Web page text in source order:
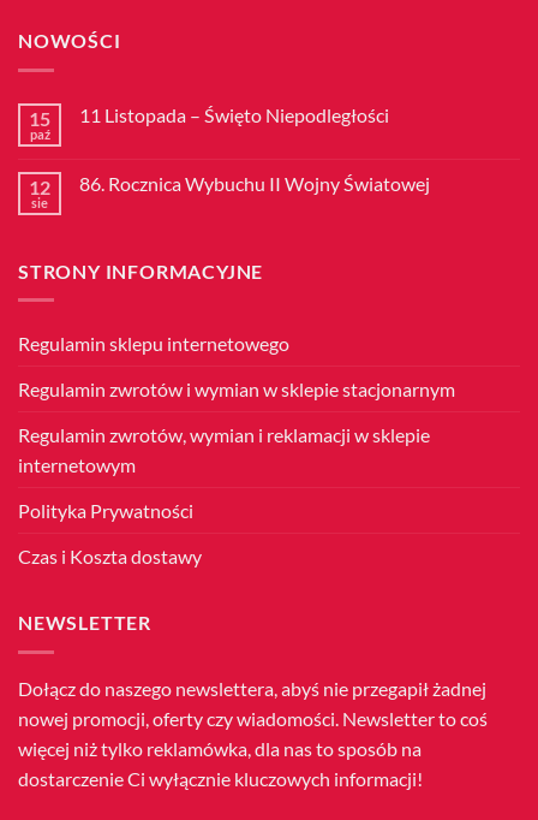
NOWOŚCI
15
paź
11 Listopada – Święto Niepodległości
11
12
sie
86. Rocznica Wybuchu II Wojny Światowej
Rocznica
STRONY INFORMACYJNE
Regulamin sklepu internetowego
Regulamin zwrotów i wymian w sklepie stacjonarnym
Regulamin zwrotów, wymian i reklamacji w sklepie
internetowym
Polityka Prywatności
Czas i Koszta dostawy
NEWSLETTER
Dołącz do naszego newslettera, abyś nie przegapił żadnej
nowej promocji, oferty czy wiadomości. Newsletter to coś
więcej niż tylko reklamówka, dla nas to sposób na
dostarczenie Ci wyłącznie kluczowych informacji!